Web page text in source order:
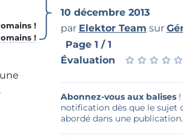
!
10 décembre 2013
par Elektor Team sur
Page 1 / 1
Évaluation
★ ★ ★ ★ ★
★ ★ ★ ★ ★
Abonnez-vous aux balises!
notification dès que le sujet
abordé dans une publication.